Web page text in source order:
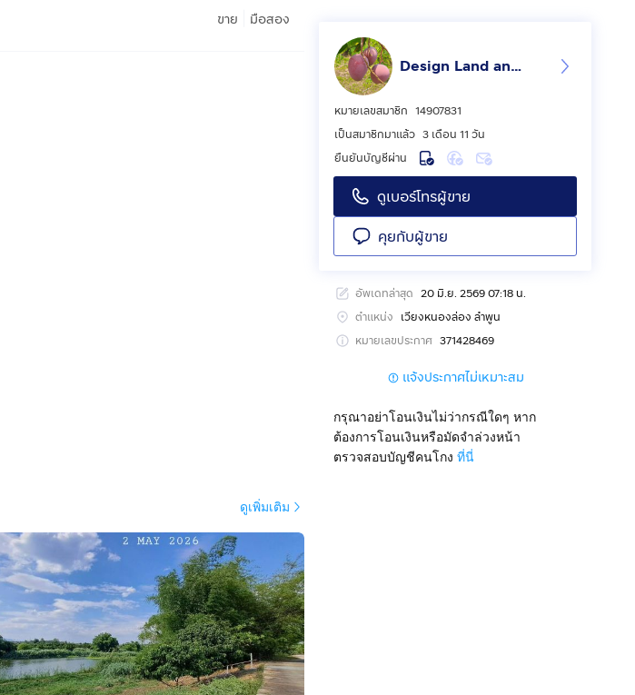
ขาย มือสอง
Design Land and Life
หมายเลขสมาชิก 14907831
เป็นสมาชิกมาแล้ว 3 เดือน 11 วัน
ยืนยันบัญชีผ่าน
ดูเบอร์โทรผู้ขาย
คุยกับผู้ขาย
อัพเดทล่าสุด 20 มิ.ย. 2569 07:18 น.
ตำแหน่ง เวียงหนองล่อง ลำพูน
หมายเลขประกาศ 371428469
แจ้งประกาศไม่เหมาะสม
กรุณาอย่าโอนเงินไม่ว่ากรณีใดๆ หาก
ต้องการโอนเงินหรือมัดจำล่วงหน้า
ตรวจสอบบัญชีคนโกง ที่นี่
ดูเพิ่มเติม